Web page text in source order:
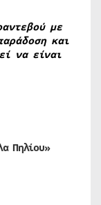
με
και
να είναι
Πηλίου»